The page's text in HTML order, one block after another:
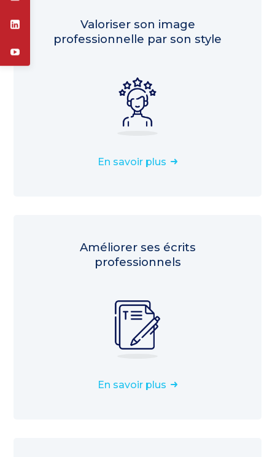
Valoriser son image
professionnelle par son style
En savoir plus
Améliorer ses écrits
professionnels
En savoir plus